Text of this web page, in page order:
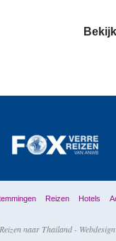
Reizen Hotels
naar Thailand - Webdesign